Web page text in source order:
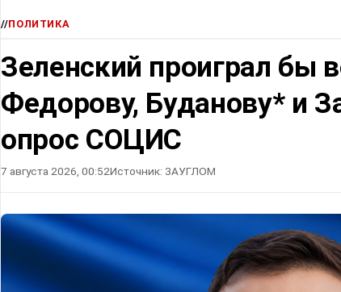
//ПОЛИТИКА
Зеленский проиграл бы
Федорову, Буданову* и
опрос СОЦИС
7 августа 2026, 00:52Источник: ЗАУГЛОМ